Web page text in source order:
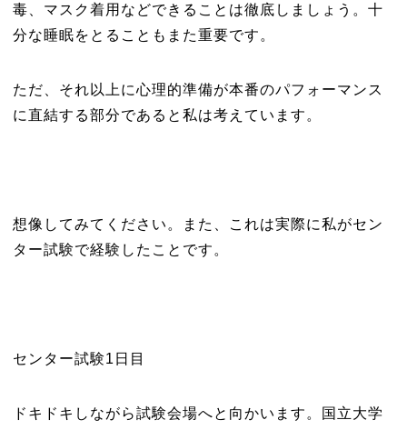
毒、マスク着用などできることは徹底しましょう。十
分な睡眠をとることもまた重要です。
ただ、それ以上に心理的準備が本番のパフォーマンス
に直結する部分であると私は考えています。
想像してみてください。また、これは実際に私がセン
ター試験で経験したことです。
センター試験1日目
ドキドキしながら試験会場へと向かいます。国立大学